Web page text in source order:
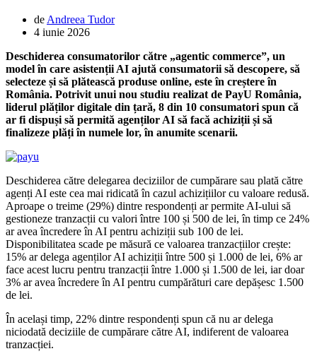
de Andreea Tudor
4 iunie 2026
Deschiderea consumatorilor către „agentic commerce”, un
model în care asistenții AI ajută consumatorii să descopere, să
selecteze și să plătească produse online, este în creștere în
România. Potrivit unui nou studiu realizat de PayU România,
liderul plăților digitale din țară, 8 din 10 consumatori spun că
ar fi dispuși să permită agenților AI să facă achiziții și să
finalizeze plăți în numele lor, în anumite scenarii.
Deschiderea către delegarea deciziilor de cumpărare sau plată către
agenți AI este cea mai ridicată în cazul achizițiilor cu valoare redusă.
Aproape o treime (29%) dintre respondenți ar permite AI-ului să
gestioneze tranzacții cu valori între 100 și 500 de lei, în timp ce 24%
ar avea încredere în AI pentru achiziții sub 100 de lei.
Disponibilitatea scade pe măsură ce valoarea tranzacțiilor crește:
15% ar delega agenților AI achiziții între 500 și 1.000 de lei, 6% ar
face acest lucru pentru tranzacții între 1.000 și 1.500 de lei, iar doar
3% ar avea încredere în AI pentru cumpărături care depășesc 1.500
de lei.
În același timp, 22% dintre respondenți spun că nu ar delega
niciodată deciziile de cumpărare către AI, indiferent de valoarea
tranzacției.